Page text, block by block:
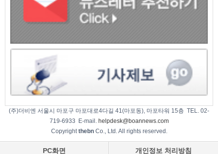
(주)더비엔 서울시 마포구 마포대로4다길 41(마포동), 마포타워 15층 TEL. 02-
719-6933 E-mail. helpdesk@boannews.com
CopyrightthebnCo., Ltd. All rights reserved.
PC화면 개인정보 처리방침